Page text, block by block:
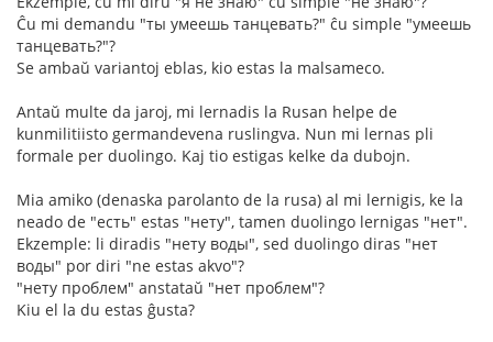
Ĉu mi demandu "ты умеешь танцевать?" ĉu simple "умеешь
танцевать?"?
Se ambaŭ variantoj eblas, kio estas la malsameco.
Antaŭ multe da jaroj, mi lernadis la Rusan helpe de
kunmilitiisto germandevena ruslingva. Nun mi lernas pli
formale per duolingo. Kaj tio estigas kelke da dubojn.
Mia amiko (denaska parolanto de la rusa) al mi lernigis, ke la
neado de "есть" estas "нету", tamen duolingo lernigas "нет".
Ekzemple: li diradis "нету воды", sed duolingo diras "нет
воды" por diri "ne estas akvo"?
"нету проблем" anstataŭ "нет проблем"?
Kiu el la du estas ĝusta?